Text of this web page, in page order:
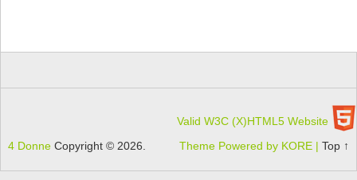
Valid W3C (X)HTML5 Website
4 DonneCopyright © 2026. Theme Powered by KORE |Top ↑